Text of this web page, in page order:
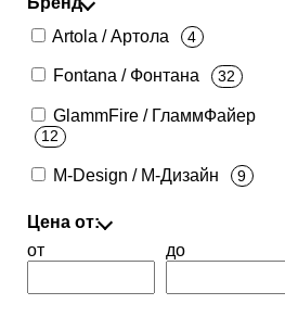
Artola / Артола
4
Fontana / Фонтана 32
GlammFire / ГламмФайер
12
M-Design / М-Дизайн 9
Цена от:
от
до